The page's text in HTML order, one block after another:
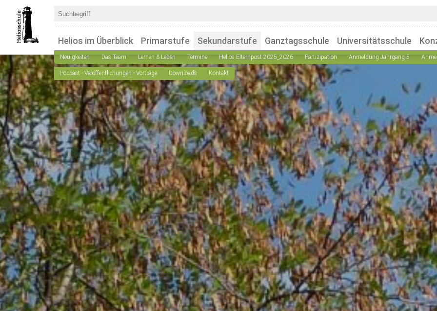
Helios im Überblick Primarstufe Sekundarstufe Ganztagsschule Universitätsschule
Neuigkeiten Das Team Lernen & Leben Termine Helios Elternpost 2025_2026 Partizipation Anmeldung Jahrgang 5
Podcast - Veröffentlichungen - Vorträge Downloads Kontakt